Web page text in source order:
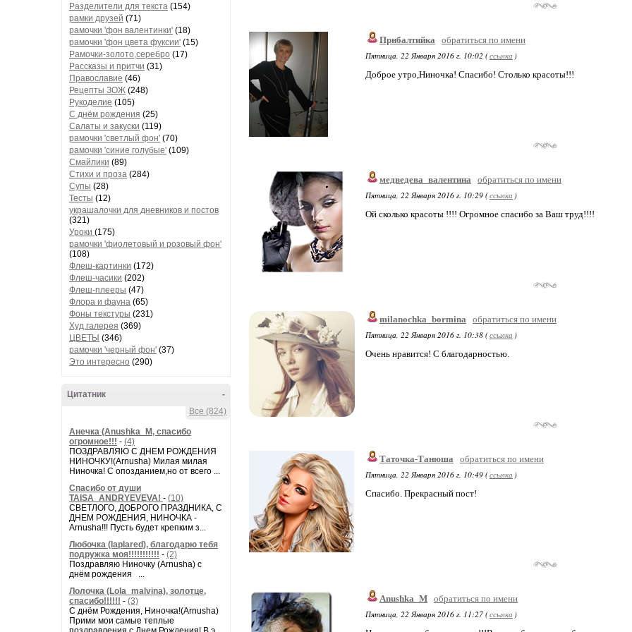
Разделители для текста (154)
рамки друзей (71)
рамочки 'фон валентинки' (18)
рамочки 'фон цвета фуксии' (15)
Рамочки-золото,серебро (17)
Рассказы и притчи (31)
Православие (46)
Рецепты ЗОЖ (248)
Рукоделие (105)
С днём рождения (25)
Салаты и закуски (119)
рамочки 'светлый фон' (70)
рамочки 'синие голубые' (109)
Смайлики (89)
Стихи и проза (284)
Супы (28)
Тесты (12)
украшалочки для дневников и постов
(321)
Уроки (175)
рамочки 'фиолетовый и розовый фон'
(108)
Флеш-картинки (172)
Флеш-часики (202)
Флеш-плееры (47)
Флора и фауна (65)
Фоны текстуры (231)
Худ.галерея (369)
ЦВЕТЫ (346)
рамочки 'черный фон' (37)
Это интересно (290)
-
Цитатник
Все (824)
Анечка (Anushka_M, спасибо
огромное!!! - (4)
ПОЗДРАВЛЯЮ С ДНЕМ РОЖДЕНИЯ
НИНОЧКУ!(Arnusha) Милая милая
Ниночка! С опозданием,но от всего ...
Спасибо от души
TAISA_ANDRYEVEVA! - (10)
СВЕТЛОГО, ДОБРОГО ПРАЗДНИКА, С
ДНЕМ РОЖДЕНИЯ, НИНОЧКА -
Arnusha!!! Пусть будет крепким з...
Любочка (laplared), благодарю тебя
подружка моя!!!!!!!!!!! - (2)
Поздравляю Ниночку (Arnusha) с
днём рождения ...
Лолочка (Lola_malvina), золотце,
спасибо!!!!!! - (3)
С днём Рождения, Ниночка!(Аrnusha)
Прими мои самые теплые
Прибалтийка
обратиться по имени
Пятница, 22 Января 2016 г. 10:02 (ссылка )
Доброе утро,Ниночка! Спасибо! Столько красоты!!!
медведева_валентина
обратиться по имени
Пятница, 22 Января 2016 г. 10:29 (ссылка )
Ой сколько красоты !!!! Огромное спасибо за Ваш труд!!!!
milanochka_bormina
обратиться по имени
Пятница, 22 Января 2016 г. 10:38 (ссылка )
Очень нравится! С благодарностью.
Таточка-Танюша
обратиться по имени
Пятница, 22 Января 2016 г. 10:49 (ссылка )
Спасибо. Прекрасный пост!
Anushka_M обратиться по имени
Пятница, 22 Января 2016 г. 11:27 (ссылка )